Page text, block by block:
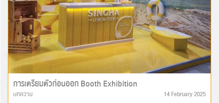
การเตรียมตัวก่อนออก Booth Exhibition
บทความ 14 February 2025